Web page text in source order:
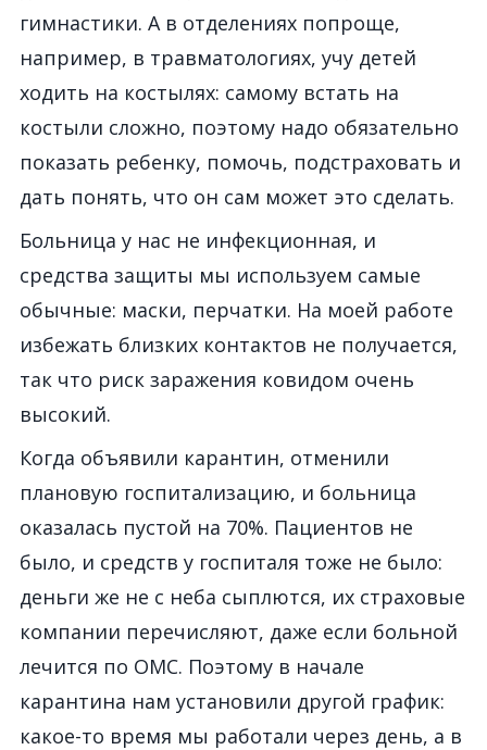
гимнастики. А в отделениях попроще,
например, в травматологиях, учу детей
ходить на костылях: самому встать на
костыли сложно, поэтому надо обязательно
показать ребенку, помочь, подстраховать и
дать понять, что он сам может это сделать.
Больница у нас не инфекционная, и
средства защиты мы используем самые
обычные: маски, перчатки. На моей работе
избежать близких контактов не получается,
так что риск заражения ковидом очень
высокий.
Когда объявили карантин, отменили
плановую госпитализацию, и больница
оказалась пустой на 70%. Пациентов не
было, и средств у госпиталя тоже не было:
деньги же не с неба сыплются, их страховые
компании перечисляют, даже если больной
лечится по ОМС. Поэтому в начале
карантина нам установили другой график:
какое-то время мы работали через день, а в